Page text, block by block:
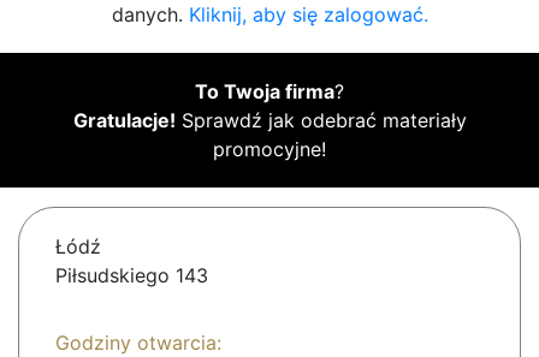
danych. Kliknij, aby się zalogować.
To Twoja firma?
Gratulacje! Sprawdź jak odebrać materiały
promocyjne!
Łódź
Piłsudskiego 143
Godziny otwarcia: